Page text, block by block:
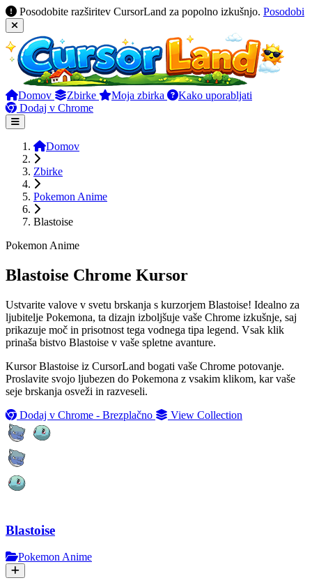
Posodobite razširitev CursorLand za popolno izkušnjo. Posodobi
Domov Zbirke Moja zbirka
Kako uporabljati
Dodaj v Chrome
Domov
Zbirke
Pokemon Anime
Blastoise
Pokemon Anime
Blastoise Chrome Kursor
Ustvarite valove v svetu brskanja s kurzorjem Blastoise! Idealno za
ljubitelje Pokemona, ta dizajn izboljšuje vaše Chrome izkušnje, saj
prikazuje moč in prisotnost tega vodnega tipa legend. Vsak klik
prinaša bistvo Blastoise v vaše spletne avanture.
Kursor Blastoise iz CursorLand bogati vaše Chrome potovanje.
Proslavite svojo ljubezen do Pokemona z vsakim klikom, kar vaše
seje brskanja osveži in razveseli.
Dodaj v Chrome - Brezplačno
View Collection
Blastoise
Pokemon Anime